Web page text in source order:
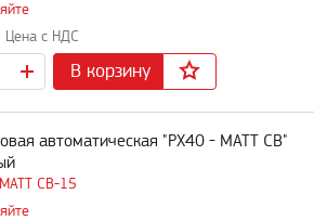
В корзину
CB-15
автоматическая "PX40 - MATT CB"